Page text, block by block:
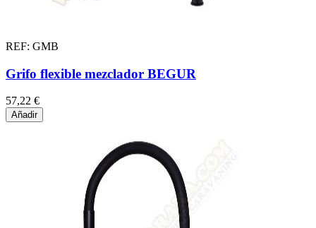
REF: GMB
Grifo flexible mezclador BEGUR
57,22 €
Añadir